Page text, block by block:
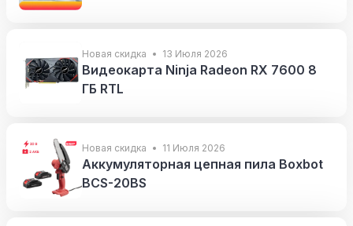
Новая скидка 13 Июля 2026
Видеокарта Ninja Radeon RX 7600 8
ГБ RTL
Новая скидка 11 Июля 2026
Аккумуляторная цепная пила Boxbot
BCS-20BS